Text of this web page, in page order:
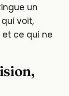
un
voit,
ce qui ne